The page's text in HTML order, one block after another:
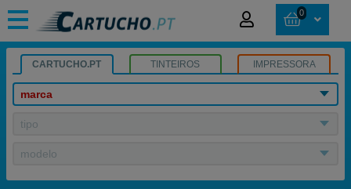
0
CARTUCHO.PT TINTEIROS IMPRESSORA
marca
tipo
modelo